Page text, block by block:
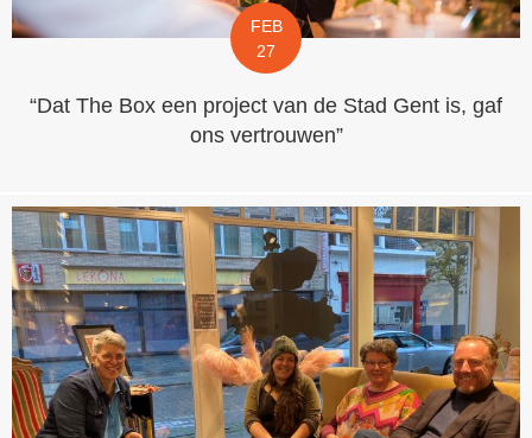
FEB
27
“Dat The Box een project van de Stad Gent is, gaf
ons vertrouwen”